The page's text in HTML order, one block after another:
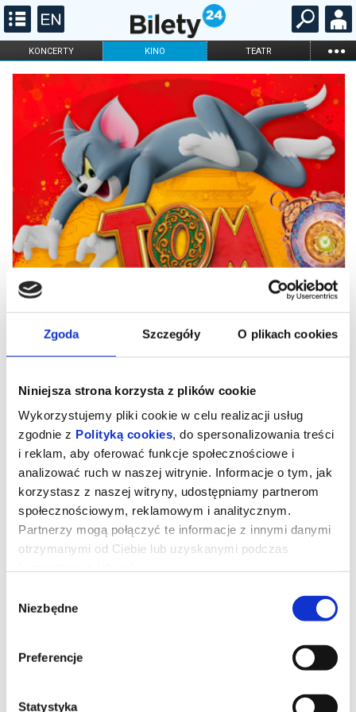
Zgoda Szczegóły O plikach cookies
Niniejsza strona korzysta z plików cookie
Wykorzystujemy pliki cookie w celu realizacji usług
zgodnie z Polityką cookies, do spersonalizowania treści
i reklam, aby oferować funkcje społecznościowe i
analizować ruch w naszej witrynie. Informacje o tym, jak
korzystasz z naszej witryny, udostępniamy partnerom
społecznościowym, reklamowym i analitycznym.
Partnerzy mogą połączyć te informacje z innymi danymi
otrzymanymi od Ciebie lub uzyskanymi podczas
zgody
Niezbędne
Preferencje
Statystyka
KONCERTY KINO TEATR ...
FILHARMONIA OPERA I BALET
STAND-UP
DLA DZIECI
KARNETY
Tom i Jerry: Przygoda w muzeum
Podczas pościgu w nowojorskim Metropolitan Museum Tom i
Jerry przypadkowo uruchamiają mityczny Astralny Kompas, który
przenosi ich do olśniewającego Złotego Miasta rodem ze
Jerry wpada w sidła niebezpiecznego szczurzego bossa. Gdy losy